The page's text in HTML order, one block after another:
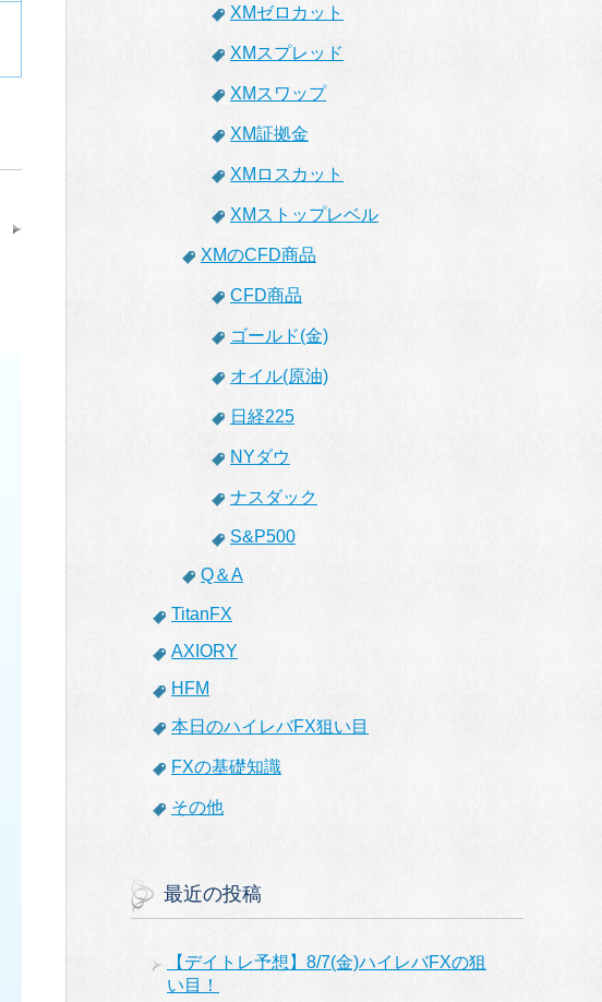
XMゼロカット
XMスプレッド
XMスワップ
XM証拠金
XMロスカット
XMストップレベル
XMのCFD商品
CFD商品
ゴールド(金)
オイル(原油)
日経225
NYダウ
ナスダック
S&P500
Q＆A
TitanFX
AXIORY
HFM
本日のハイレバFX狙い目
FXの基礎知識
その他
最近の投稿
【デイトレ予想】8/7(金)ハイレバFXの狙
い目！